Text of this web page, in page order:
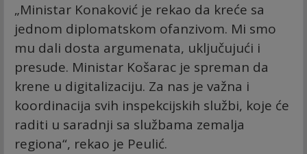
„Ministar Konaković je rekao da kreće sa
jednom diplomatskom ofanzivom. Mi smo
mu dali dosta argumenata, uključujući i
presude. Ministar Košarac je spreman da
krene u digitalizaciju. Za nas je važna i
koordinacija svih inspekcijskih službi, koje će
raditi u saradnji sa službama zemalja
regiona“, rekao je Peulić.